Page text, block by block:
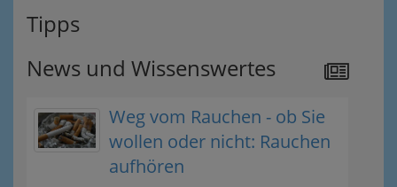
Tipps
News und Wissenswertes
Weg vom Rauchen - ob Sie
wollen oder nicht: Rauchen
aufhören